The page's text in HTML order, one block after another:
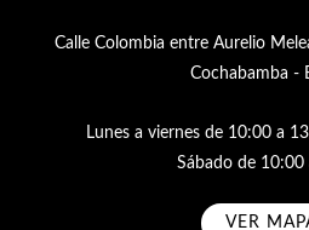
Calle Colombia entre Aurelio
Cochabamba -
Lunes a viernes de 10:00 a
Sábado de 10:00
VER